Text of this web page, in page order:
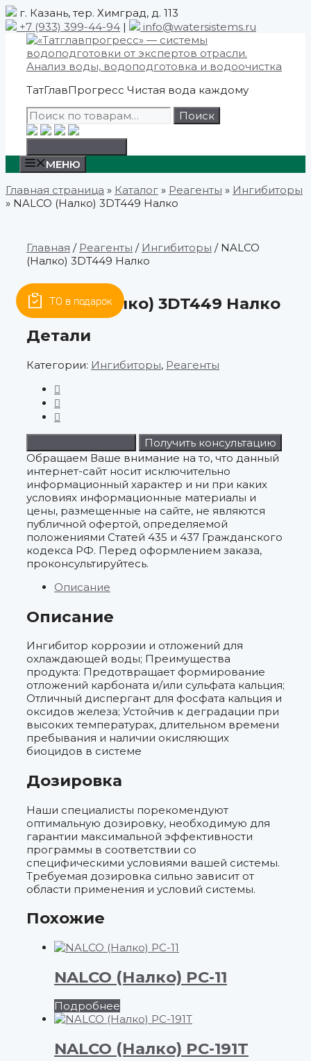
Skip
to
content
г. Казань, тер. Химград, д. 113
+7 (933) 399-44-94 | info@watersistems.ru
ТатГлавПрогресс Чистая вода каждому
Искать:
Поиск
МЕНЮ
Главная страница » Каталог » Реагенты » Ингибиторы
» NALCO (Налко) 3DT449 Налко
Главная / Реагенты / Ингибиторы / NALCO
(Налко) 3DT449 Налко
NALCO (Налко) 3DT449 Налко
Детали
Категории: Ингибиторы, Реагенты
Получить консультацию
Обращаем Ваше внимание на то, что данный
интернет-сайт носит исключительно
информационный характер и ни при каких
условиях информационные материалы и
цены, размещенные на сайте, не являются
публичной офертой, определяемой
положениями Статей 435 и 437 Гражданского
кодекса РФ. Перед оформлением заказа,
проконсультируйтесь.
Описание
Описание
Ингибитор коррозии и отложений для
охлаждающей воды; Преимущества
продукта: Предотвращает формирование
отложений карбоната и/или сульфата кальция;
Отличный диспергант для фосфата кальция и
оксидов железа; Устойчив к деградации при
высоких температурах, длительном времени
пребывания и наличии окисляющих
биоцидов в системе
Дозировка
Наши специалисты порекомендуют
оптимальную дозировку, необходимую для
гарантии максимальной эффективности
программы в соответствии со
специфическими условиями вашей системы.
Требуемая дозировка сильно зависит от
области применения и условий системы.
Похожие
NALCO (Налко) PC-11
Подробнее
NALCO (Налко) PC-191T
ТО в подарок